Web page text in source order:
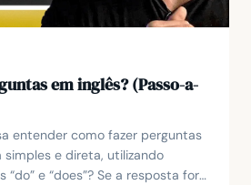
em inglês? (Passo-a-
entender como fazer perguntas
e direta, utilizando
“do” e “does”? Se a resposta for